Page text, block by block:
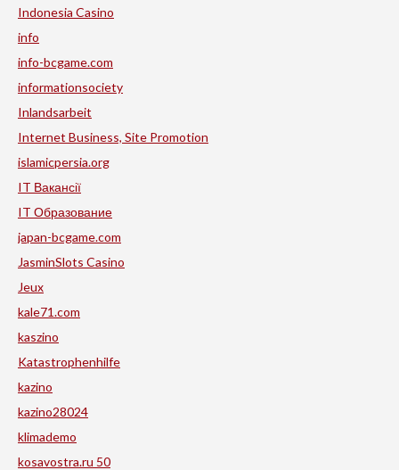
Indonesia Casino
info
info-bcgame.com
informationsociety
Inlandsarbeit
Internet Business, Site Promotion
islamicpersia.org
IT Вакансії
IT Образование
japan-bcgame.com
JasminSlots Casino
Jeux
kale71.com
kaszino
Katastrophenhilfe
kazino
kazino28024
klimademo
kosavostra.ru 50